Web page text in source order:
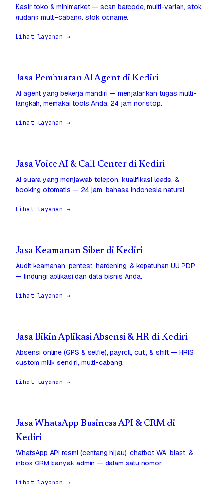
Kasir toko & minimarket — scan barcode, multi-varian, stok
gudang multi-cabang, stok opname.
Lihat layanan →
Jasa Pembuatan AI Agent di Kediri
AI agent yang bekerja mandiri — menjalankan tugas multi-
langkah, memakai tools Anda, 24 jam nonstop.
Lihat layanan →
Jasa Voice AI & Call Center di Kediri
AI suara yang menjawab telepon, kualifikasi leads, &
booking otomatis — 24 jam, bahasa Indonesia natural.
Lihat layanan →
Jasa Keamanan Siber di Kediri
Audit keamanan, pentest, hardening, & kepatuhan UU PDP
— lindungi aplikasi dan data bisnis Anda.
Lihat layanan →
Jasa Bikin Aplikasi Absensi & HR di Kediri
Absensi online (GPS & selfie), payroll, cuti, & shift — HRIS
custom milik sendiri, multi-cabang.
Lihat layanan →
Jasa WhatsApp Business API & CRM di
Kediri
WhatsApp API resmi (centang hijau), chatbot WA, blast, &
inbox CRM banyak admin — dalam satu nomor.
Lihat layanan →